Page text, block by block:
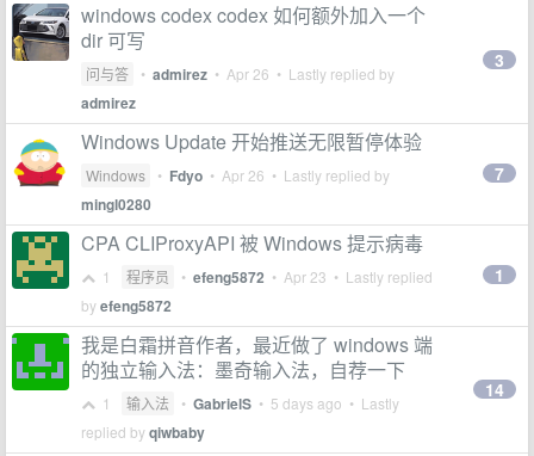
windows codex codex 如何额外加入一个
dir 可写
问与答 • admirez • Apr 26 • Lastly replied by
admirez
3
Windows Update 开始推送无限暂停体验
Windows • Fdyo • Apr 26 • Lastly replied by
mingl0280
7
CPA CLIProxyAPI 被 Windows 提示病毒
1 程序员 • efeng5872 • Apr 23 • Lastly replied
byefeng5872
1
我是白霜拼音作者，最近做了 windows 端
的独立输入法：墨奇输入法，自荐一下
1 输入法 • GabrielS • 5 days ago • Lastly
replied byqiwbaby
14